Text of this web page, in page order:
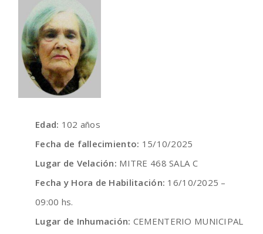
Edad: 102 años
Fecha de fallecimiento: 15/10/2025
Lugar de Velación: MITRE 468 SALA C
Fecha y Hora de Habilitación: 16/10/2025 –
09:00 hs.
Lugar de Inhumación: CEMENTERIO MUNICIPAL